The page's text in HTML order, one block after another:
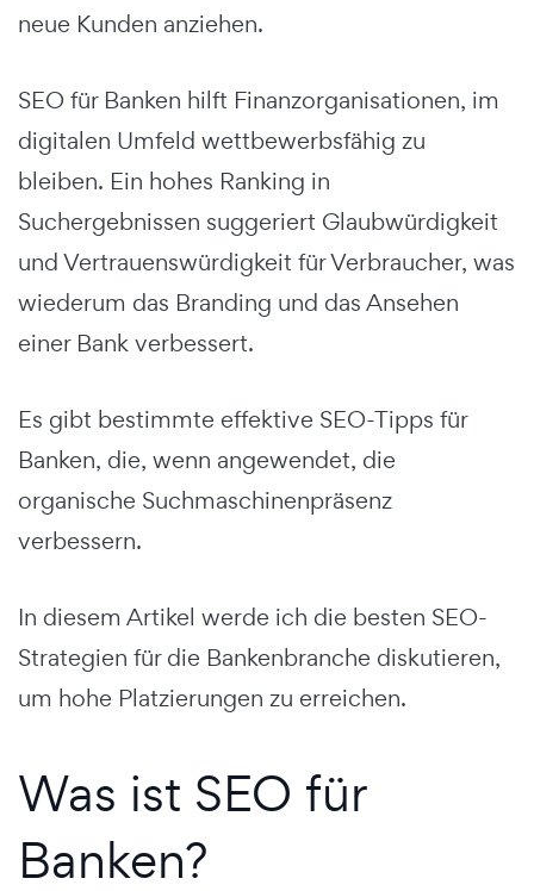
neue Kunden anziehen.
SEO für Banken hilft Finanzorganisationen, im
digitalen Umfeld wettbewerbsfähig zu
bleiben. Ein hohes Ranking in
Suchergebnissen suggeriert Glaubwürdigkeit
und Vertrauenswürdigkeit für Verbraucher, was
wiederum das Branding und das Ansehen
einer Bank verbessert.
Es gibt bestimmte effektive SEO-Tipps für
Banken, die, wenn angewendet, die
organische Suchmaschinenpräsenz
verbessern.
In diesem Artikel werde ich die besten SEO-
Strategien für die Bankenbranche diskutieren,
um hohe Platzierungen zu erreichen.
Was ist SEO für
Banken?